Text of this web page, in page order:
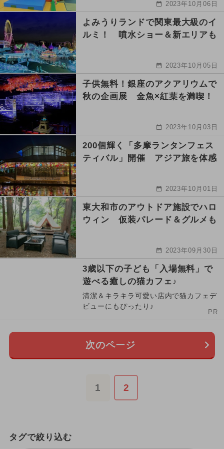
2023年10月06日
よみうりランドで関東最大級のイ
ルミ！ 噴水ショー＆新エリアも
2023年10月05日
子供無料！銀座のアクアリウムで
秋の企画展 金魚×紅葉を満喫！
2023年10月03日
200個輝く「多摩ランタンフェス
ティバル」開催 アジア旅を体感
2023年10月01日
東大和市のアウトドア施設でハロ
ウィン 仮装パレード＆グルメも
2023年09月30日
3歳以下の子ども「入場無料」で
遊べる癒しの猫カフェ♪
清潔＆キラキラ可愛い店内で猫カフェデ
ビューにもぴったり♪
PR
次のページ
1 2
タグで絞り込む